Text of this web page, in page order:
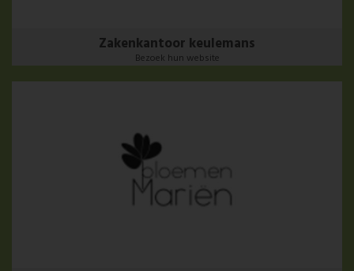
Zakenkantoor keulemans
Bezoek hun website